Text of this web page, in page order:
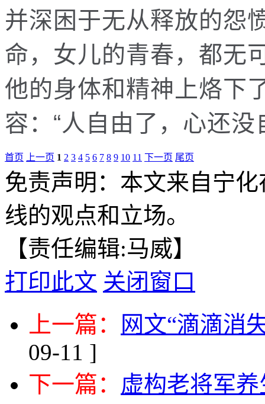
并深困于无从释放的怨
命，女儿的青春，都无
他的身体和精神上烙下
容：“人自由了，心还没
首页 上一页 1 2 3 4 5 6 7 8 9 10 11 下一页 尾页
免责声明：本文来自宁
线的观点和立场。
【责任编辑:马威】
打印此文 关闭窗口
上一篇：
网文“滴滴消
09-11 ]
下一篇： 虚构老将军